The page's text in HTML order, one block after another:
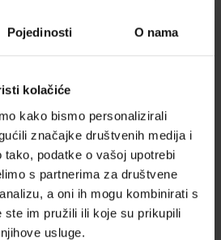
Pojedinosti O nama
kolačiće
kako bismo personalizirali
značajke društvenih medija i
podatke o vašoj upotrebi
s partnerima za društvene
a oni ih mogu kombinirati s
ste im pružili ili koje su prikupili
usluge.
s petnaest godina. Zatim se pojavila na
je krenula i s drugim aktivnostima.
album, 1995. godine uložila je s
Schiffer i Elle Macpherson u lanac
1999. potpisala je svoj prvi ugovor s
Cosmetics, zahvaljujući kojoj je